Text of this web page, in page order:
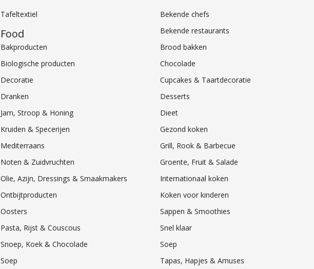
Tafeltextiel
Food
Bakproducten
Biologische producten
Decoratie
Dranken
Jam, Stroop & Honing
Kruiden & Specerijen
Mediterraans
Noten & Zuidvruchten
Olie, Azijn, Dressings & Smaakmakers
Ontbijtproducten
Oosters
Pasta, Rijst & Couscous
Snoep, Koek & Chocolade
Soep
Bekende chefs
Bekende restaurants
Brood bakken
Chocolade
Cupcakes & Taartdecoratie
Desserts
Dieet
Gezond koken
Grill, Rook & Barbecue
Groente, Fruit & Salade
Internationaal koken
Koken voor kinderen
Sappen & Smoothies
Snel klaar
Soep
Tapas, Hapjes & Amuses